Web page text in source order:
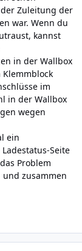
Zuleitung der
war. Wenn du
kannst
in der Wallbox
im
in der Wallbox
wegen
ein
Seite
Problem
zusammen